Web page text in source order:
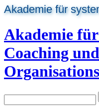
Akademie für
Akademie für
Coaching und